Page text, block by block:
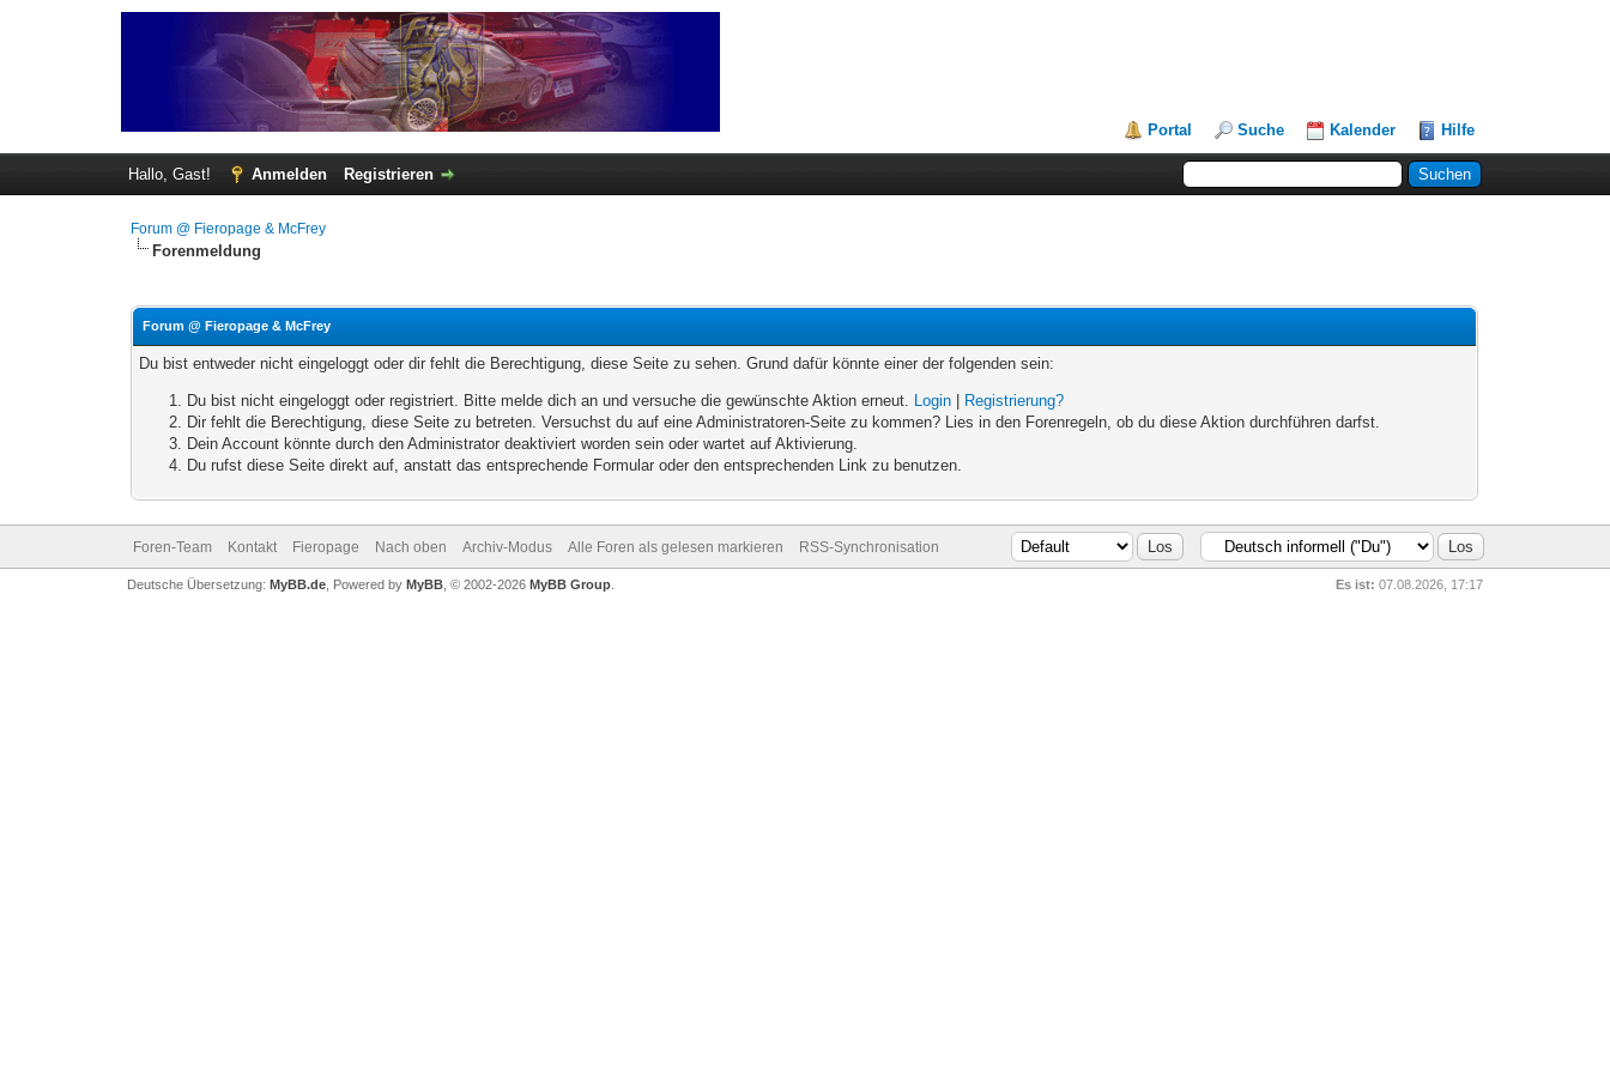
Portal Suche Kalender Hilfe
Hallo, Gast! Anmelden Registrieren
Forum @ Fieropage & McFrey
Forenmeldung
Forum @ Fieropage & McFrey
Du bist entweder nicht eingeloggt oder dir fehlt die Berechtigung, diese Seite zu sehen. Grund dafür könnte einer der folgenden sein:
Du bist nicht eingeloggt oder registriert. Bitte melde dich an und versuche die gewünschte Aktion erneut. Login
Registrierung?
Dir fehlt die Berechtigung, diese Seite zu betreten. Versuchst du auf eine Administratoren-Seite zu kommen? Lies in den Forenregeln, ob du diese Aktion durchführen darfst.
Dein Account könnte durch den Administrator deaktiviert worden sein oder wartet auf Aktivierung.
Du rufst diese Seite direkt auf, anstatt das entsprechende Formular oder den entsprechenden Link zu benutzen.
Foren-Team Kontakt Fieropage Nach oben Archiv-Modus Alle Foren als gelesen markieren RSS-Synchronisation
Es ist: 07.08.2026, 17:17
Deutsche Übersetzung: MyBB.de, Powered by MyBB, © 2002-2026 MyBB Group.